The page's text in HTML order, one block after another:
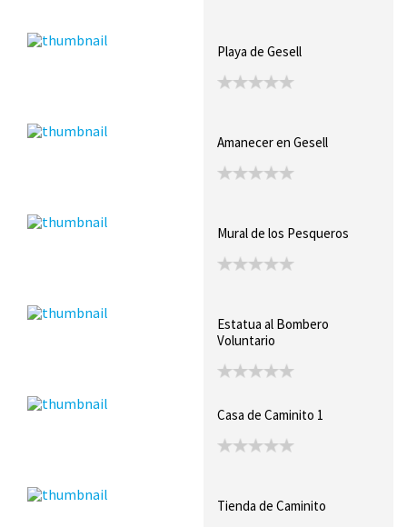
Playa de Gesell
Amanecer en Gesell
Mural de los Pesqueros
Estatua al Bombero
Voluntario
Casa de Caminito 1
Tienda de Caminito